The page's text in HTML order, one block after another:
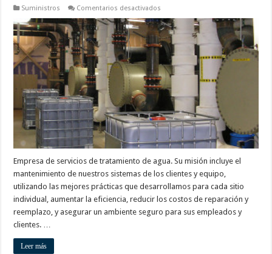
Suministros Comentarios desactivados
Management
Empresa de servicios de tratamiento de agua. Su misión incluye el
mantenimiento de nuestros sistemas de los clientes y equipo,
utilizando las mejores prácticas que desarrollamos para cada sitio
individual, aumentar la eficiencia, reducir los costos de reparación y
reemplazo, y asegurar un ambiente seguro para sus empleados y
clientes. …
Leer más